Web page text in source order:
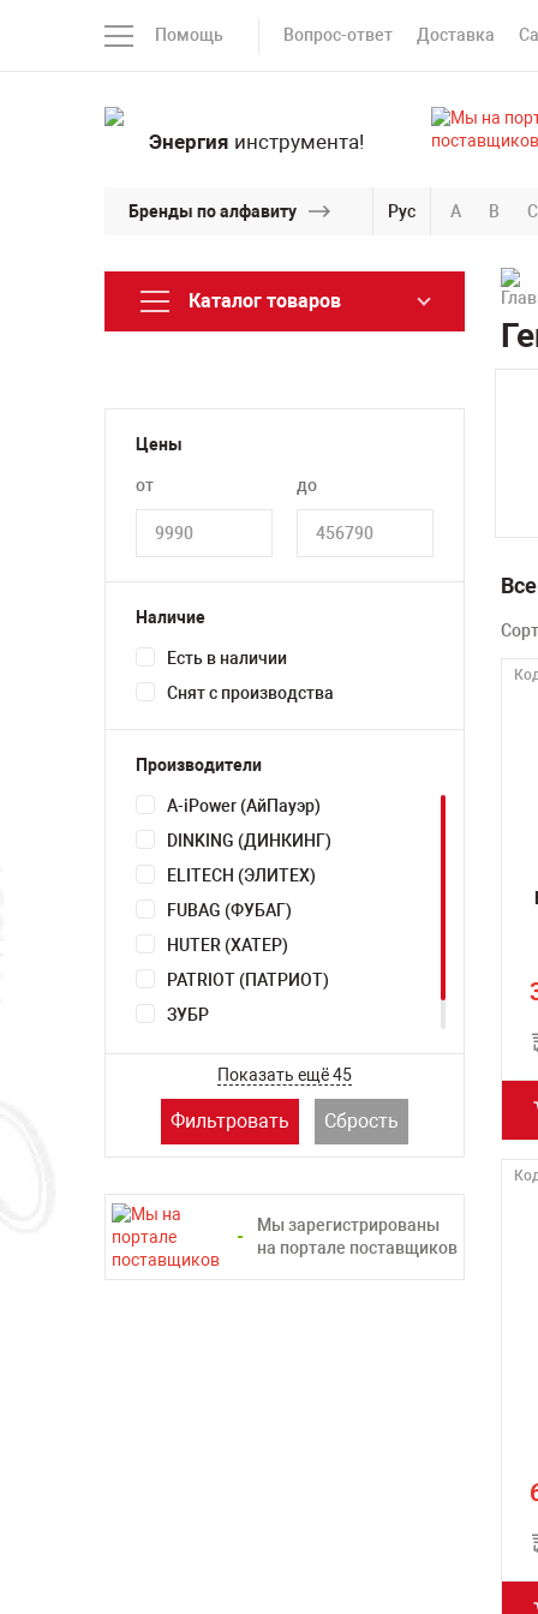
Помощь Вопрос-ответ Доставка
Энергия инструмента!
Бренды по алфавиту Рус A B C
Каталог товаров
Цены
от до
Наличие
Есть в наличии
Снят с производства
Производители
A-iPower (АйПауэр)
DINKING (ДИНКИНГ)
ELITECH (ЭЛИТЕХ)
FUBAG (ФУБАГ)
HUTER (ХАТЕР)
PATRIOT (ПАТРИОТ)
ЗУБР
ТСС
Показать ещё 45
Фильтровать Сбрость
Мы зарегистрированы
на портале поставщиков